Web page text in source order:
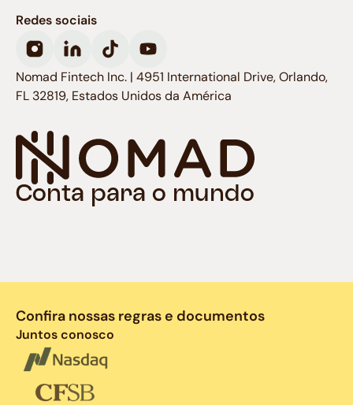
Conta para o mundo
Redes sociais
Nomad Fintech Inc. | 4951 International Drive, Orlando,
FL 32819, Estados Unidos da América
Confira nossas regras e documentos
Juntos conosco